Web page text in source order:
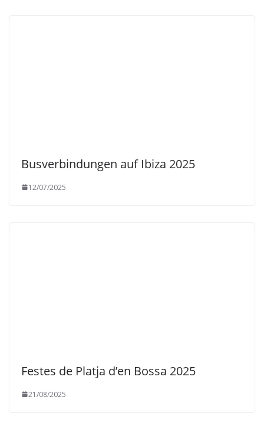
Busverbindungen auf Ibiza 2025
12/07/2025
Festes de Platja d’en Bossa 2025
21/08/2025